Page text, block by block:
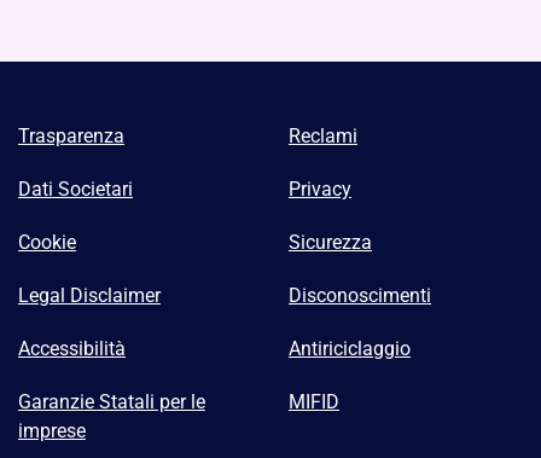
Trasparenza Reclami
Dati Societari Privacy
Cookie Sicurezza
Legal Disclaimer Disconoscimenti
Accessibilità Antiriciclaggio
Garanzie Statali per le
imprese
MIFID